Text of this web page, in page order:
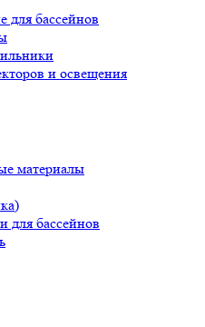
для бассейнов
и освещения
материалы
для бассейнов